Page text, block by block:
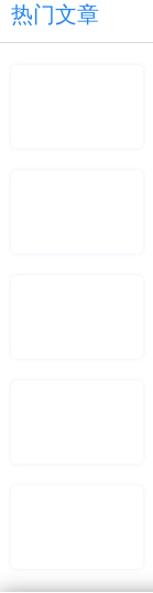
热门文章